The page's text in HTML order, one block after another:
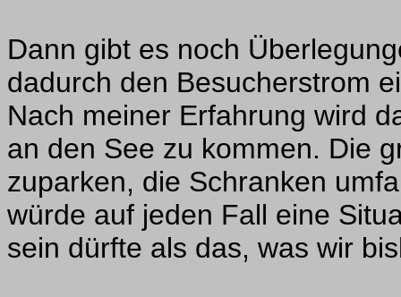
Dann gibt es noch
dadurch den Besucherstrom
Nach meiner Erfahrung wird
an den See zu kommen. Die
zuparken, die Schranken
würde auf jeden Fall eine
sein dürfte als das, was wir